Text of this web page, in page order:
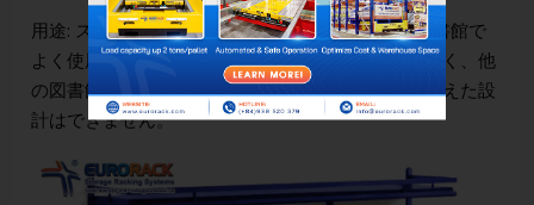
用途: スペースが限られているオフィス、家庭、図書館で
よく使用されます。壁掛けのため、耐荷重は通常低く、他
の図書館の棚のように多くのコンパートメントを備えた設
計はできません。